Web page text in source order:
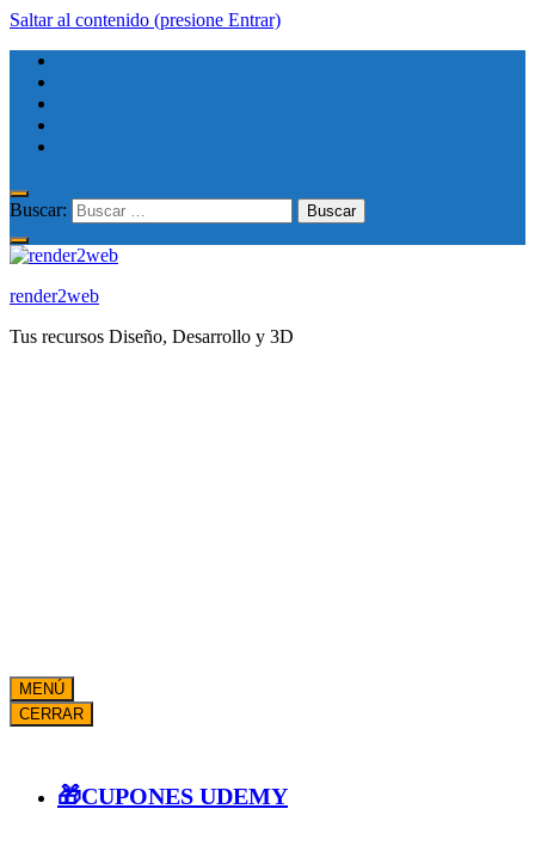
Saltar al contenido (presione Entrar)
Buscar:
render2web
Tus recursos Diseño, Desarrollo y 3D
MENÚ
CERRAR
🎁CUPONES UDEMY